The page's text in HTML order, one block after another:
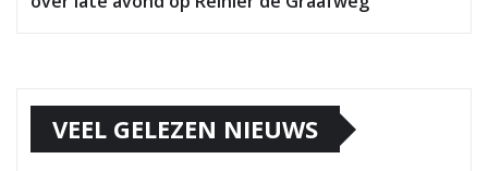
VEEL GELEZEN NIEUWS